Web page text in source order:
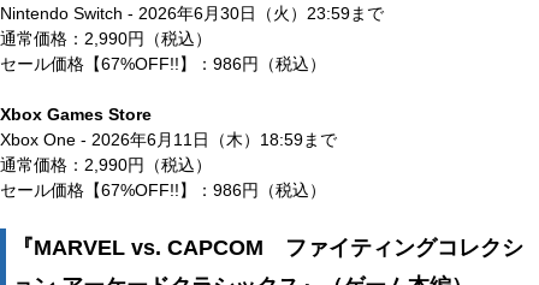
Nintendo Switch - 2026年6月30日（火）23:59まで
通常価格：2,990円（税込）
セール価格【67%OFF!!】：986円（税込）
Xbox Games Store
Xbox One - 2026年6月11日（木）18:59まで
通常価格：2,990円（税込）
セール価格【67%OFF!!】：986円（税込）
『MARVEL vs. CAPCOM ファイティングコレクシ